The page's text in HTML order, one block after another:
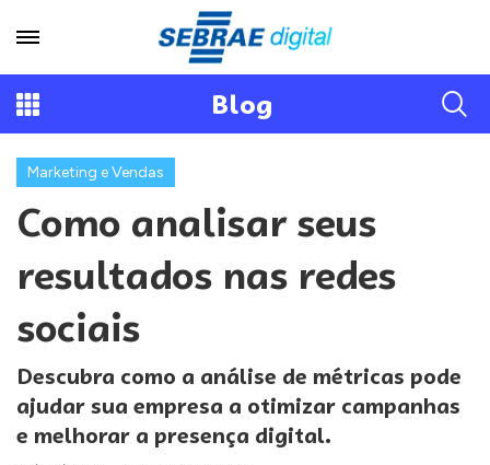
Blog
Marketing e Vendas
Como analisar seus
resultados nas redes
sociais
Descubra como a análise de métricas pode
ajudar sua empresa a otimizar campanhas
e melhorar a presença digital.